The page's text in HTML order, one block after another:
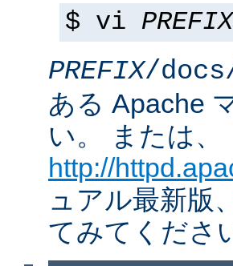
$ vi PREFIX
PREFIX/
ある Apache
い。 または、
http://
ュアル最新版、
てみてくださ